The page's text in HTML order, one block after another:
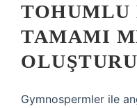
TAMAMI
Gymnospermler ile